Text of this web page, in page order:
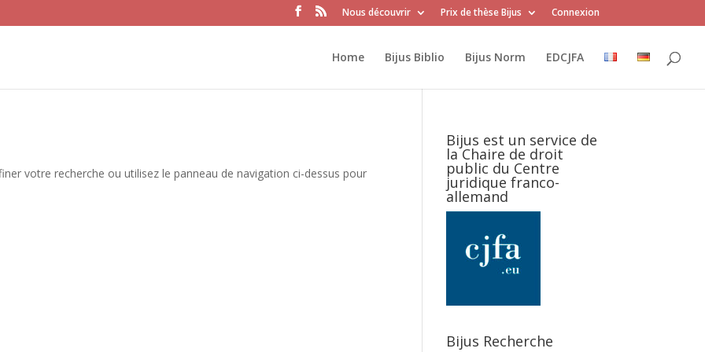
Nous découvrir Prix de thèse Bijus Connexion
Home Bijus Biblio Bijus Norm EDCJFA
votre recherche ou utilisez le panneau de navigation ci-dessus pour
Bijus est un service de
la Chaire de droit
public du Centre
juridique franco-
allemand
Bijus Recherche